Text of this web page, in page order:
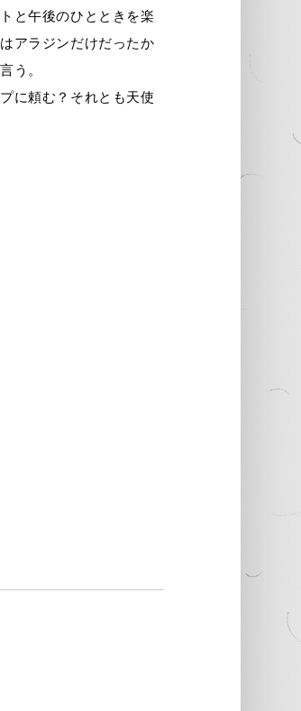
と午後のひとときを楽
アラジンだけだったか
う。
に頼む？それとも天使